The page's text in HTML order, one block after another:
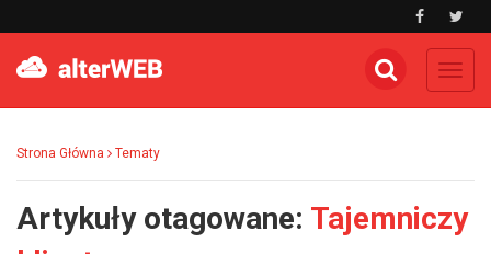
Strona Główna Tematy
Artykuły otagowane: Tajemniczy